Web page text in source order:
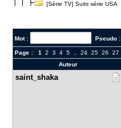
[Série TV] Suits série USA
Mot : Pseudo :
Page : 1 2 3 4 5 ..24 25 26 27
Auteur
saint_shak​a